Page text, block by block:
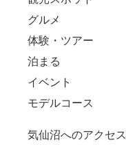
グルメ
体験・ツアー
泊まる
イベント
モデルコース
気仙沼へのアクセス